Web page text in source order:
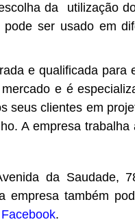
da utilização
ser usado em
e qualificada
e é e
seus clientes em
A empresa
da Saudade,
empresa também
Facebook.